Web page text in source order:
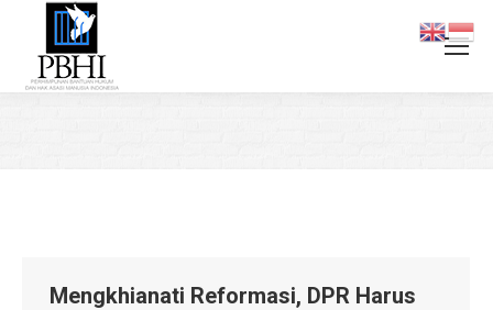
Mengkhianati Reformasi, DPR Harus